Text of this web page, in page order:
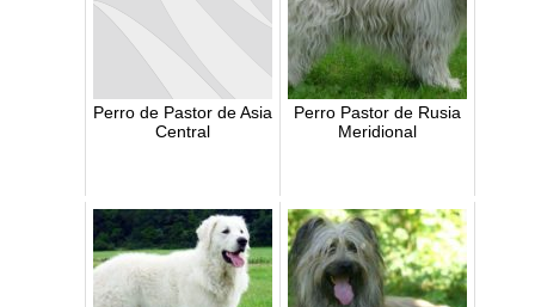
Perro de Pastor de Asia
Central
Perro Pastor de Rusia
Meridional